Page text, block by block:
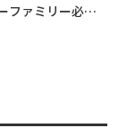
ファミリー必見
木)30(金)ママ